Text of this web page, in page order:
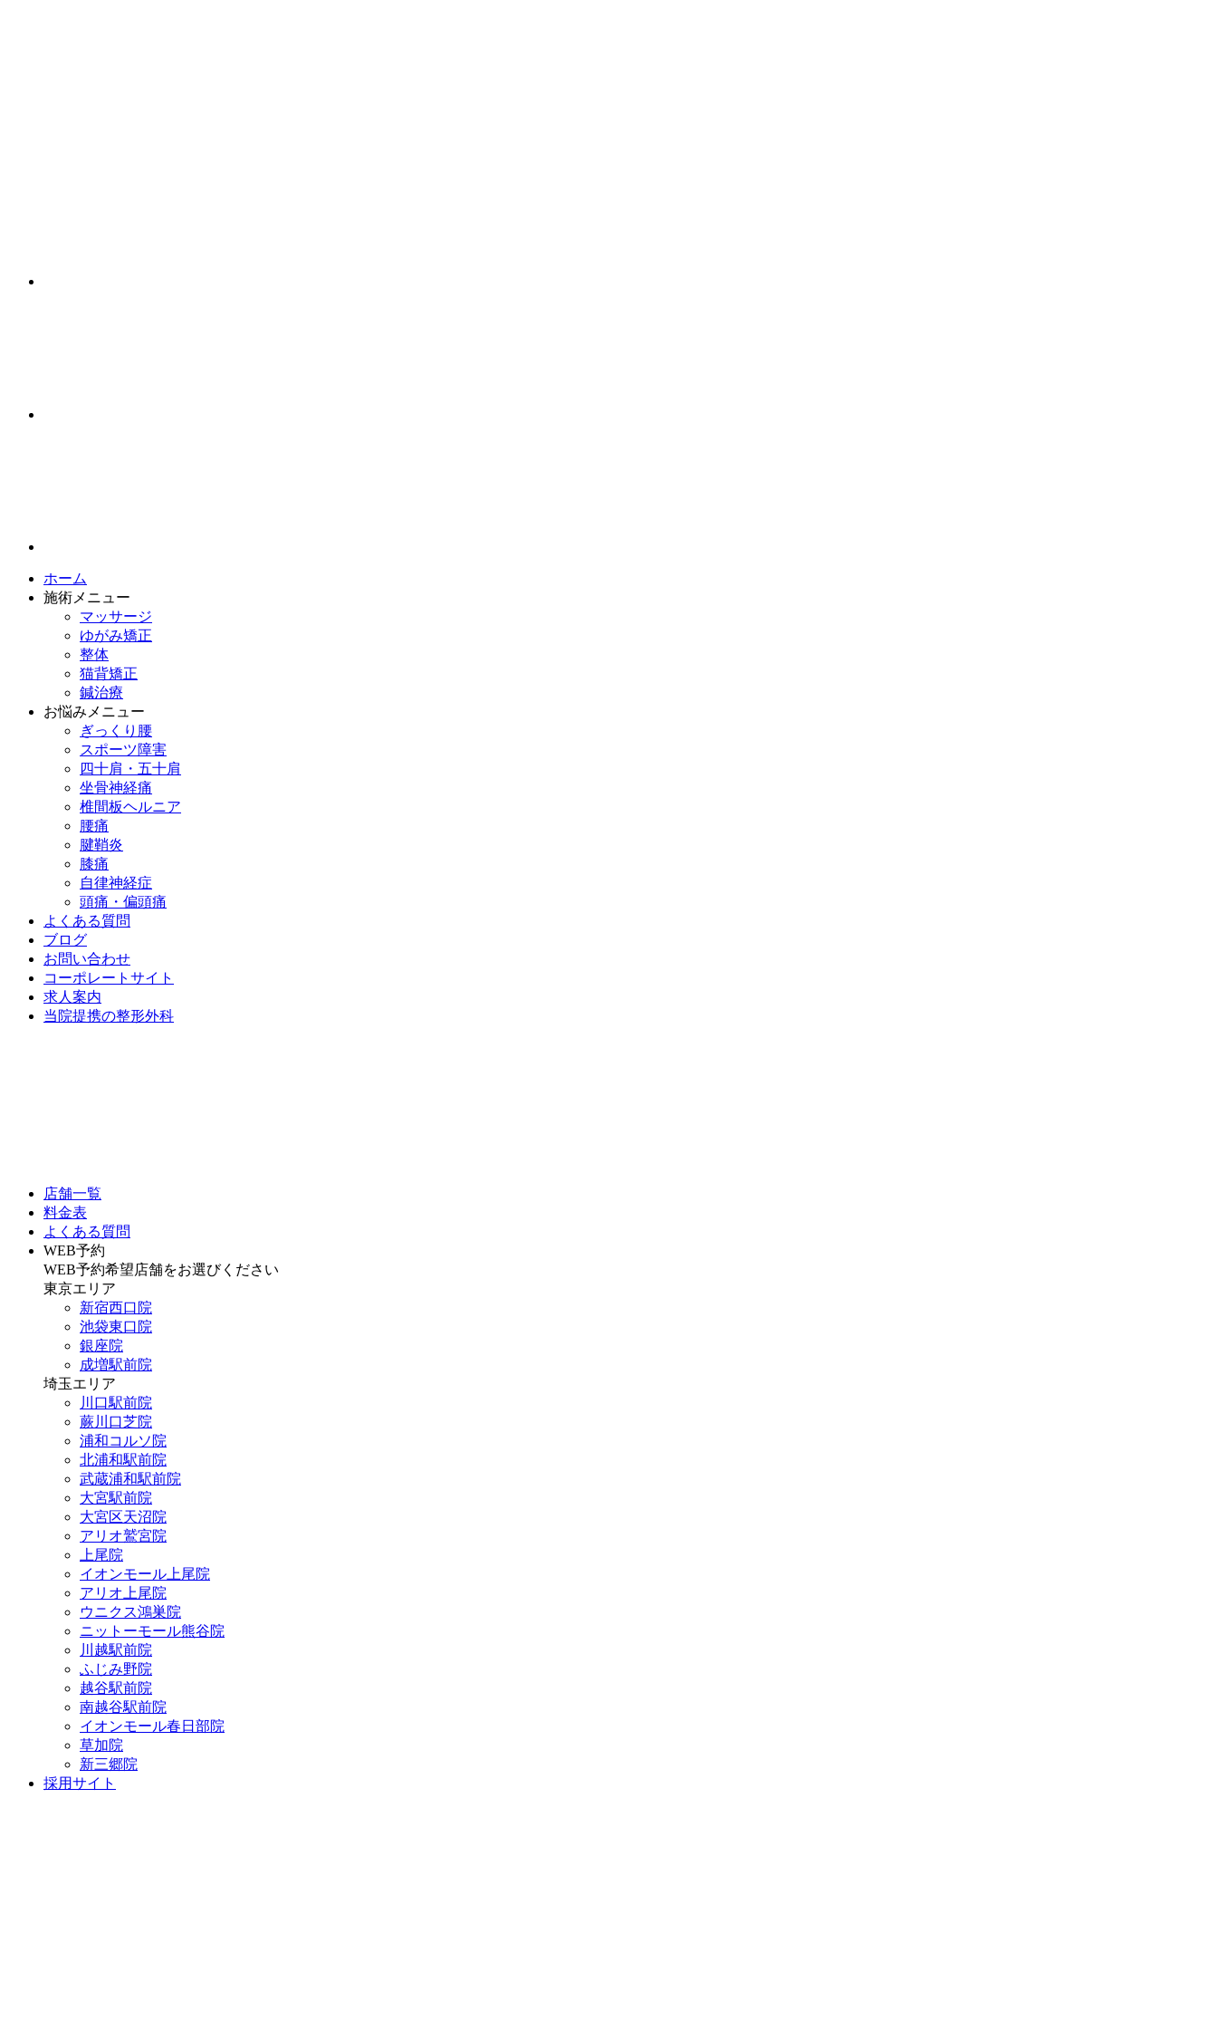
ホーム
施術メニュー
マッサージ
ゆがみ矯正
整体
猫背矯正
鍼治療
お悩みメニュー
ぎっくり腰
スポーツ障害
四十肩・五十肩
坐骨神経痛
椎間板ヘルニア
腰痛
腱鞘炎
膝痛
自律神経症
頭痛・偏頭痛
よくある質問
ブログ
お問い合わせ
コーポレートサイト
求人案内
当院提携の整形外科
店舗一覧
料金表
よくある質問
WEB予約
WEB予約希望店舗をお選びください
東京エリア
新宿西口院
池袋東口院
銀座院
成増駅前院
埼玉エリア
川口駅前院
蕨川口芝院
浦和コルソ院
北浦和駅前院
武蔵浦和駅前院
大宮駅前院
大宮区天沼院
アリオ鷲宮院
上尾院
イオンモール上尾院
アリオ上尾院
ウニクス鴻巣院
ニットーモール熊谷院
川越駅前院
ふじみ野院
越谷駅前院
南越谷駅前院
イオンモール春日部院
草加院
新三郷院
採用サイト